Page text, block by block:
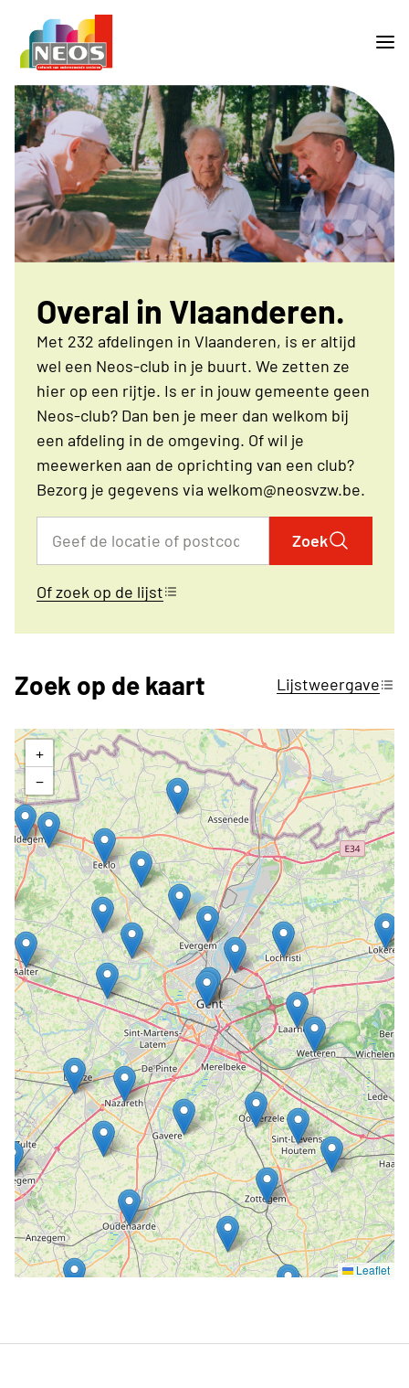
Overal in Vlaanderen.
Met 232 afdelingen in Vlaanderen, is er altijd
wel een Neos-club in je buurt. We zetten ze
hier op een rijtje. Is er in jouw gemeente geen
Neos-club? Dan ben je meer dan welkom bij
een afdeling in de omgeving. Of wil je
meewerken aan de oprichting van een club?
Bezorg je gegevens via welkom@neosvzw.be.
Zoek
Of zoek op de lijst
Zoek op de kaart Lijstweergave
+
−
Leaflet